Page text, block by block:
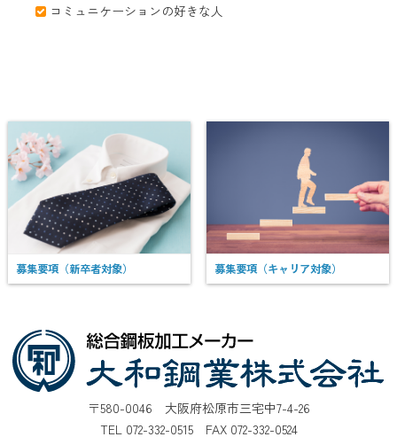
コミュニケーションの好きな人
募集要項（新卒者対象） 募集要項（キャリア対象）
〒580-0046 大阪府松原市三宅中7-4-26
TEL 072-332-0515 FAX 072-332-0524